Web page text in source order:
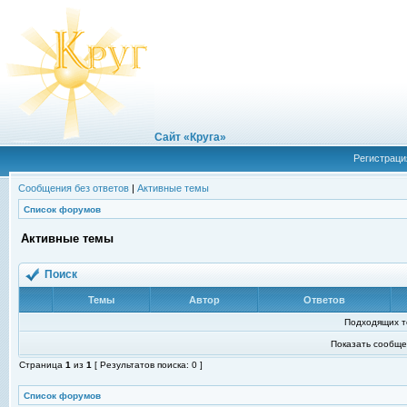
Сайт «Круга»
Сообщения без ответов | Активные темы
Список форумов
Активные темы
Поиск
Темы Автор Ответов
Подходящих
Показать
Страница 1 из 1 [ Результатов поиска: 0 ]
Список форумов